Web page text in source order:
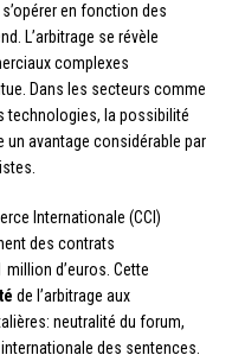
en fonction des
L’arbitrage se révèle
complexes
Dans les secteurs comme
technologies, la possibilité
avantage considérable par
Internationale (CCI)
des contrats
million d’euros. Cette
de l’arbitrage aux
neutralité du forum,
des sentences.